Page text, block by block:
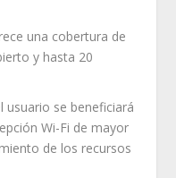
una cobertura de
y hasta 20
usuario se beneficiará
Wi-Fi de mayor
de los recursos